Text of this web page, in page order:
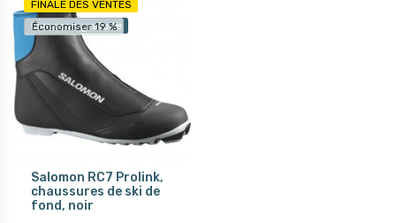
FINALE DES VENTES
Livraison gratuite
Économiser 19 %
Salomon RC7 Prolink,
chaussures de ski de
fond, noir